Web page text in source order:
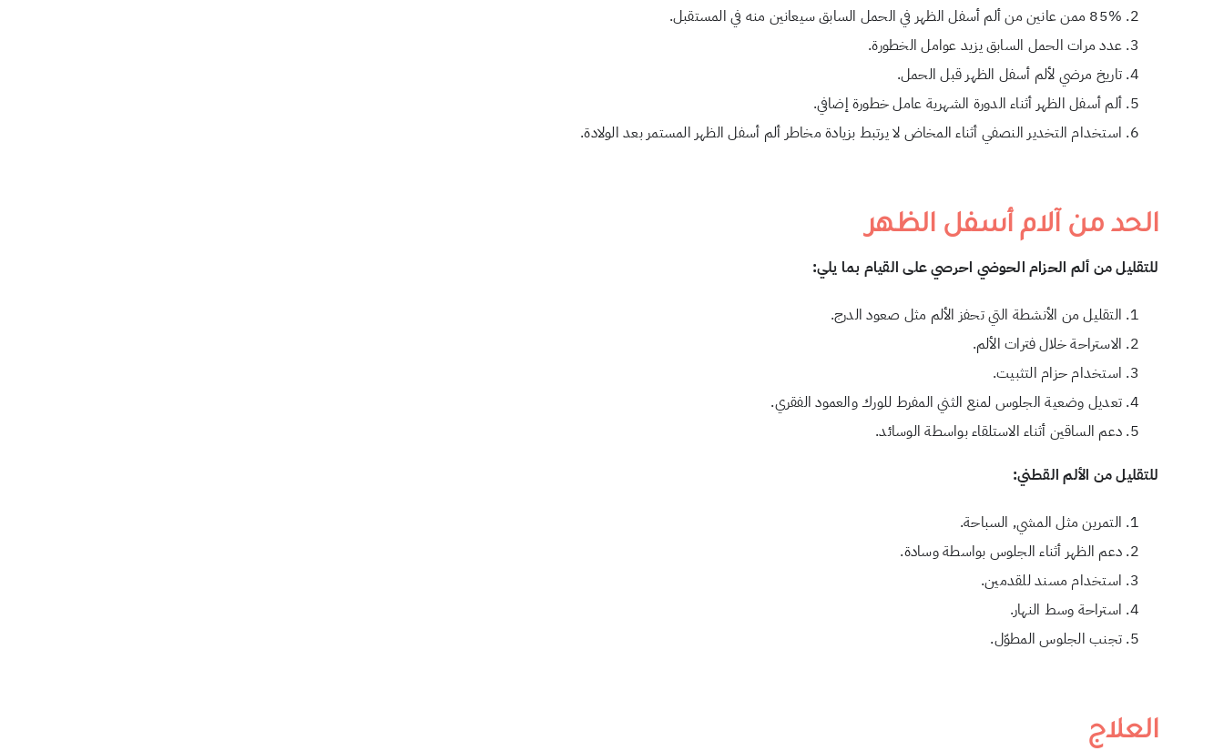
85% ممن عانين من ألم أسفل الظهر في الحمل السابق سيعانين منه في المستقبل.
عدد مرات الحمل السابق يزيد عوامل الخطورة.
تاريخ مرضي لألم أسفل الظهر قبل الحمل.
ألم أسفل الظهر أثناء الدورة الشهرية عامل خطورة إضافي.
استخدام التخدير النصفي أثناء المخاض لا يرتبط بزيادة مخاطر ألم أسفل الظهر المستمر بعد الولادة.
الحد من آلام أسفل الظهر
للتقليل من ألم الحزام الحوضي احرصي على القيام بما يلي:
التقليل من الأنشطة التي تحفز الألم مثل صعود الدرج.
الاستراحة خلال فترات الألم.
استخدام حزام التثبيت.
تعديل وضعية الجلوس لمنع الثني المفرط للورك والعمود الفقري.
دعم الساقين أثناء الاستلقاء بواسطة الوسائد.
للتقليل من الألم القطني:
التمرين مثل المشي, السباحة.
دعم الظهر أثناء الجلوس بواسطة وسادة.
استخدام مسند للقدمين.
استراحة وسط النهار.
تجنب الجلوس المطوّل.
العلاج